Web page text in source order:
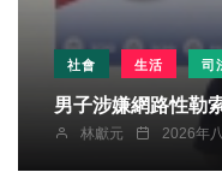
社會 生活 司
林獻元 2026年